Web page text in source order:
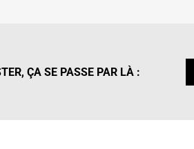
ÇA SE PASSE PAR LÀ :